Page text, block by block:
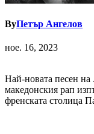
ByПетър Ангелов
ное. 16, 2023
Най-новата песен
македонския рап
френската столица